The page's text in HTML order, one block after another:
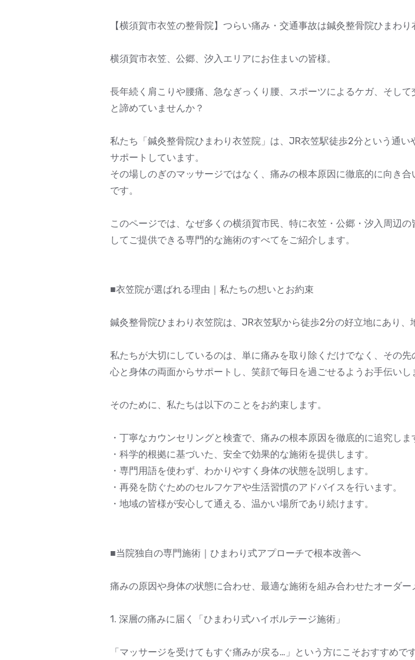
【横須賀市衣笠の整骨院】つらい痛み・交通事故は鍼灸整骨院ひまわり
横須賀市衣笠、公郷、汐入エリアにお住まいの皆様。
長年続く肩こりや腰痛、急なぎっくり腰、スポーツによるケガ、そし
と諦めていませんか？
私たち「鍼灸整骨院ひまわり衣笠院」は、JR衣笠駅徒歩2分という通
サポートしています。
その場しのぎのマッサージではなく、痛みの根本原因に徹底的に向き
です。
このページでは、なぜ多くの横須賀市民、特に衣笠・公郷・汐入周辺
してご提供できる専門的な施術のすべてをご紹介します。
■衣笠院が選ばれる理由｜私たちの想いとお約束
鍼灸整骨院ひまわり衣笠院は、JR衣笠駅から徒歩2分の好立地にあり、
私たちが大切にしているのは、単に痛みを取り除くだけでなく、その
心と身体の両面からサポートし、笑顔で毎日を過ごせるようお手伝いし
そのために、私たちは以下のことをお約束します。
・丁寧なカウンセリングと検査で、痛みの根本原因を徹底的に追究しま
・科学的根拠に基づいた、安全で効果的な施術を提供します。
・専門用語を使わず、わかりやすく身体の状態を説明します。
・再発を防ぐためのセルフケアや生活習慣のアドバイスを行います。
・地域の皆様が安心して通える、温かい場所であり続けます。
■当院独自の専門施術｜ひまわり式アプローチで根本改善へ
痛みの原因や身体の状態に合わせ、最適な施術を組み合わせたオーダー
1. 深層の痛みに届く「ひまわり式ハイボルテージ施術」
「マッサージを受けてもすぐ痛みが戻る…」という方にこそおすすめです